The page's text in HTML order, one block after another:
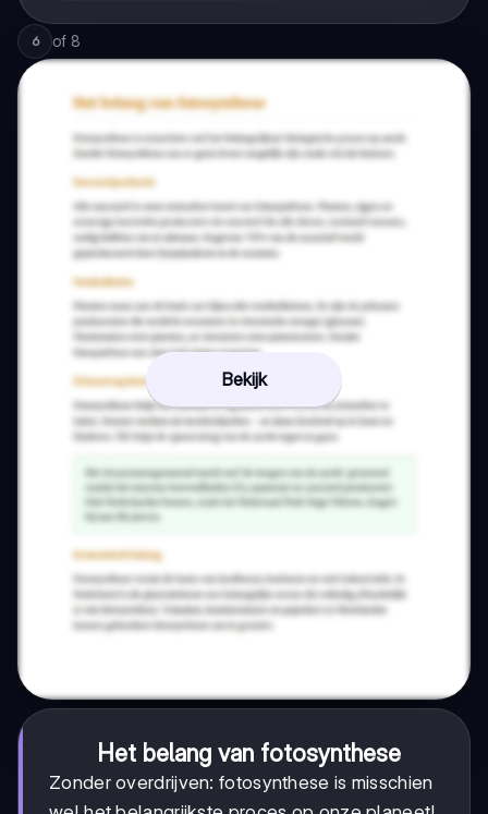
6 of 8
Bekijk
Het belang van fotosynthese
Zonder overdrijven: fotosynthese is misschien